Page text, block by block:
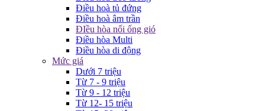
Điều hoà tủ đứng
Điều hoà âm trần
ĐIều hòa nối ống gió
Điều hòa Multi
Điều hòa di động
Mức giá
Dưới 7 triệu
Từ 7 - 9 triệu
Từ 9 - 12 triệu
Từ 12- 15 triệu